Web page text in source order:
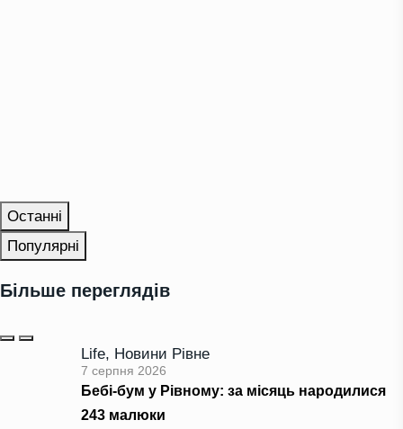
Останні
Популярні
Більше переглядів
Life, Новини Рівне
7 серпня 2026
Бебі-бум у Рівному: за місяць народилися
243 малюки